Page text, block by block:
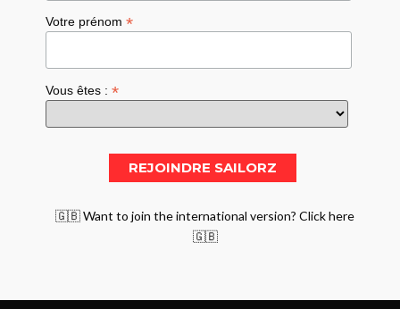
Votre prénom*
Vous êtes :*
🇬🇧 Want to join the international version? Click here
🇬🇧